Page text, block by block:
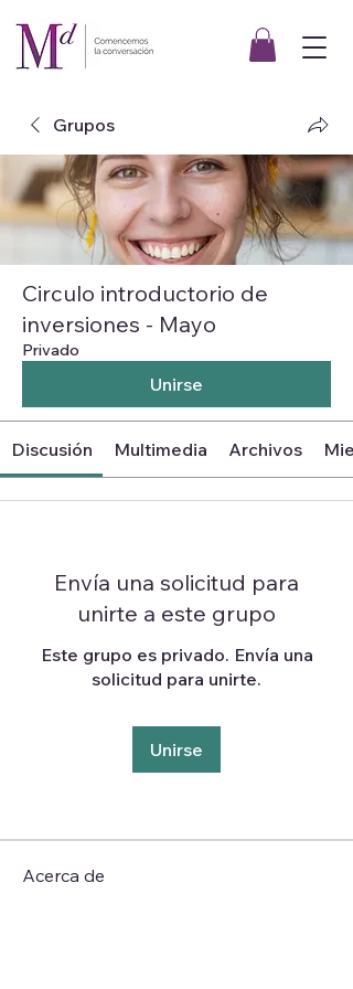
Grupos
Circulo introductorio de
inversiones - Mayo
Privado
Unirse
Discusión Multimedia Archivos
Envía una solicitud para
unirte a este grupo
Este grupo es privado. Envía una
solicitud para unirte.
Unirse
Acerca de